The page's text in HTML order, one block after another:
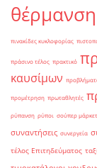
πινακίδες κυκλοφορίας
πράσινο τέλος πρακτικό
καυσίμων
προμέτρηση πρωταθλητές
ρύπανση ρύποι σούπερ μάρκετ
συναντήσεις συνεργεία
τέλος Επιτηδεύματος